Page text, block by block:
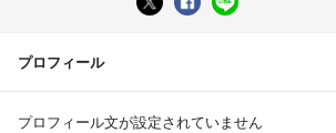
プロフィール
プロフィール文が設定されていません